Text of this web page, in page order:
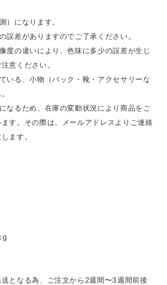
）になります。
誤差がありますのでご了承ください。
度の違いにより、色味に多少の誤差が生じ
意ください。
いる、小物（バック・靴・アクセサリーな
なるため、在庫の変動状況により商品をご
す。その際は、メールアドレスよりご連絡
ます。
となる為、ご注文から2週間〜3週間前後